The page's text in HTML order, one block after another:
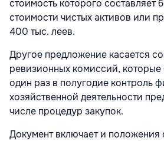
стоимость которого составляет
стоимости чистых активов или
400 тыс. леев.
Другое предложение касается
ревизионных комиссий, которые
один раз в полугодие контроль
хозяйственной деятельности
числе процедур закупок.
Документ включает и